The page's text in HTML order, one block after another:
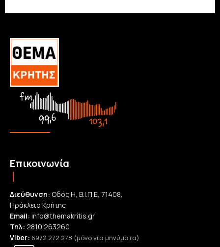
Επικοινωνία
Διεύθυνση: Οδός Η, Β.Ι.Π.Ε, 71408,
Ηράκλειο Κρήτης
Email: info@themakritis.gr
Τηλ: 2810 263260
Viber: 6972 272 278 (μόνο για μηνύματα)